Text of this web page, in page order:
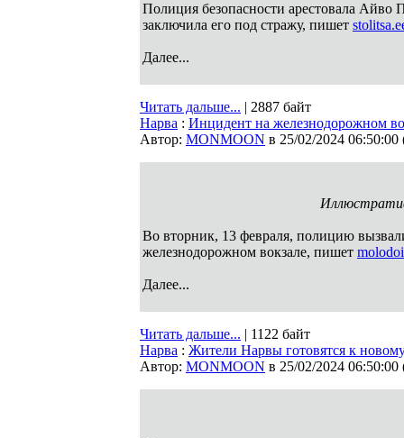
Полиция безопасности арестовала Айво
заключила его под стражу, пишет
Далее...
Читать дальше... | 2887 байт
Нарва : Инцидент на железнодорожном
Автор: MONMOON в 25/02/2024 06:50:00
Во вторник, 13 февраля, полицию
железнодорожном вокзале, пишет
Далее...
Читать дальше... | 1122 байт
Нарва : Жители Нарвы готовятся к
Автор: MONMOON в 25/02/2024 06:50:00